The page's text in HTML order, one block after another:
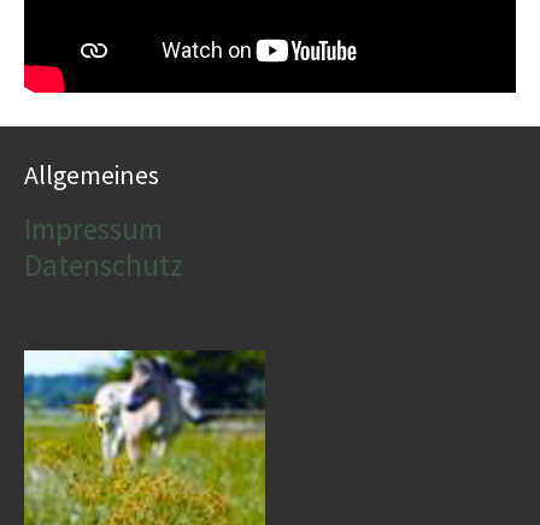
Allgemeines
Impressum
Datenschutz